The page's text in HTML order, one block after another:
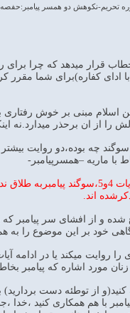
تحريم-نكوهش دو همسر
مورد خطاب قرار میدهد که
کفاره)برای شما مقرر
اسلام مبنی بر خوش
را از ان برحذر
اند.
شده و از افشای سر
خود بر این موضوع را
را روایت میکند یا در
مورد اشاره که پیامبر
توبه کنید(و از توطئه دست
با هم همکاری کنید ،خدا